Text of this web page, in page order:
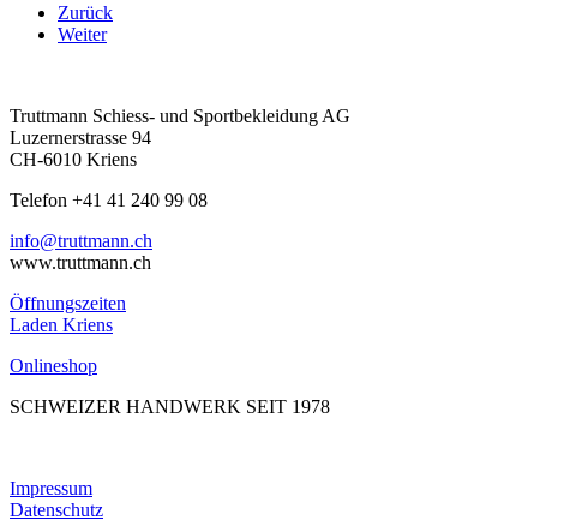
Zurück
Weiter
Truttmann Schiess- und Sportbekleidung AG
Luzernerstrasse 94
CH-6010 Kriens
Telefon +41 41 240 99 08
hc.nnamtturt@ofni
www.truttmann.ch
Öffnungszeiten
Laden Kriens
Onlineshop
SCHWEIZER HANDWERK SEIT 1978
Impressum
Datenschutz